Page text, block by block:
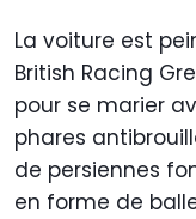
La voiture est
British Racing
pour se marier
phares
de persiennes
en forme de